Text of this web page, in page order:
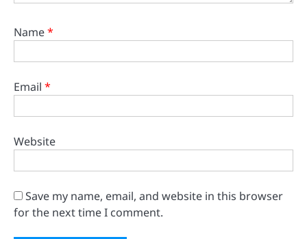
Name*
Email *
Website
Save my name, email, and website in this browser
for the next time I comment.